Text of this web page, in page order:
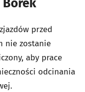
przed
nie zostanie
aby prace
odcinania